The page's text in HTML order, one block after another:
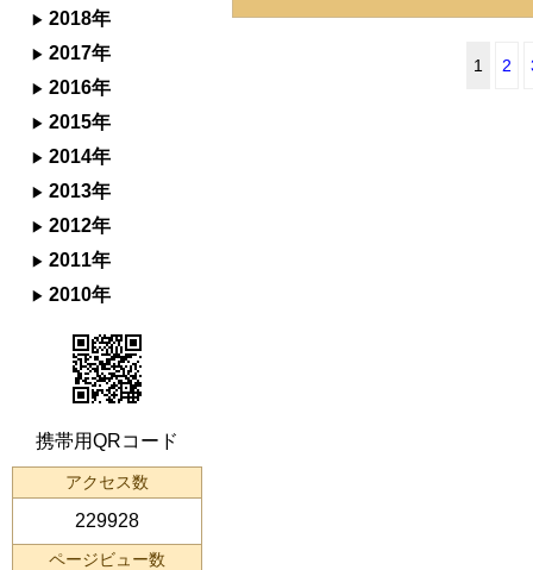
1 2
2018年
2017年
2016年
2015年
2014年
2013年
2012年
2011年
2010年
携帯用QRコード
アクセス数
229928
ページビュー数